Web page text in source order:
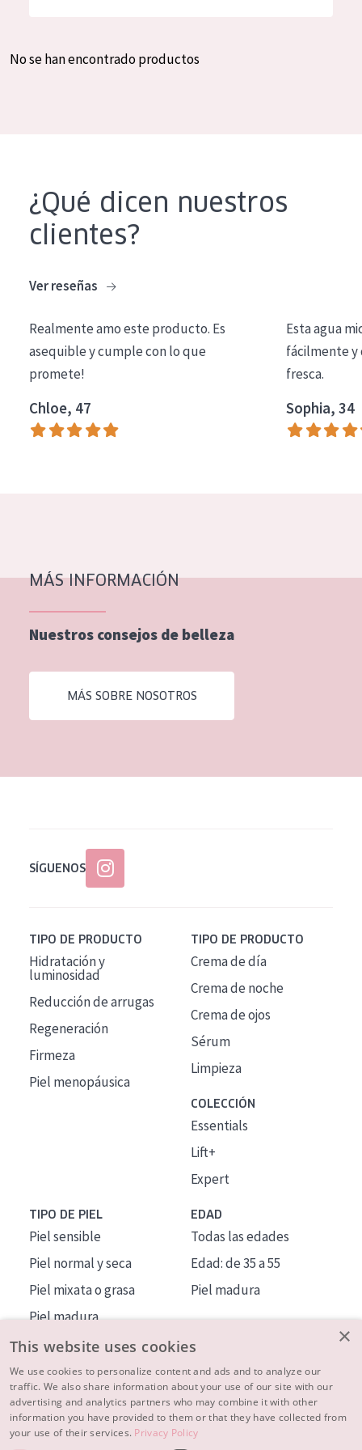
Crema de día
Crema de noche
Limpieza
COLECCIÓN
Essentials
Lift+
Piel normal y seca
Piel mixata o grasa
Piel madura
Piel expuesta al sol
Piel menopáusica
Todas las edades
Spanish
No se han encontrado productos
¿Qué dicen nuestros
clientes?
Ver reseñas
Realmente amo este producto. Es
asequible y cumple con lo que
promete!
Chloe, 47
Esta agua
fácilmente y
fresca.
Sophia, 34
MÁS INFORMACIÓN
Nuestros consejos de belleza
MÁS SOBRE NOSOTROS
SÍGUENOS
TIPO DE PRODUCTO
Hidratación y
luminosidad
Reducción de arrugas
Regeneración
Firmeza
Piel menopáusica
TIPO DE PRODUCTO
Crema de día
Crema de noche
Crema de ojos
Sérum
Limpieza
COLECCIÓN
Essentials
Lift+
Expert
TIPO DE PIEL
Piel sensible
Piel normal y seca
Piel mixata o grasa
Piel madura
Piel expuesta al sol
Piel menopáusica
EDAD
Todas las edades
Edad: de 35 a 55
Piel madura
MÁS SOBRE NOSOTROS
INSPIRACIÓN
×
This website uses cookies
We use cookies to personalize content and ads and to analyze our
traffic. We also share information about your use of our site with our
advertising and analytics partners who may combine it with other
information you have provided to them or that they have collected from
your use of their services. Privacy Policy